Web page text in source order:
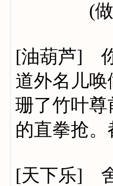
(做入酒
[油葫芦]
道外名儿
珊了竹叶
的直拳抢
[天下乐]